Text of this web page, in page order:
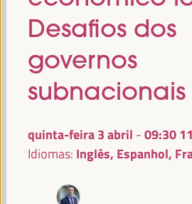
Económico Local será realizada de
Sevilha, Espanha,
Leia mais
Desafios dos
governos
subnacionais
quinta-feira 3 abril - 09:30
Idiomas: Inglês, Espanhol,